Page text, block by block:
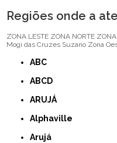
Regiões onde a
ZONA LESTE ZONA NORTE
Mogi das Cruzes Suzano Zona
ABC
ABCD
ARUJÁ
Alphaville
Arujá